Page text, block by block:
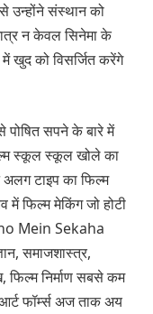
उन्होंने संस्थान को
न केवल सिनेमा के
खुद को विसर्जित करेंगे
सपने के बारे में
स्कूल स्कूल खोले का
टाइप का फिल्म
फिल्म मेकिंग जो होटी
Mein Sekaha
समाजशास्त्र,
फिल्म निर्माण सबसे कम
फॉर्म्स अज ताक अय